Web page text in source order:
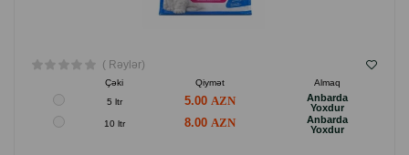
( Rəylər)
Çəki Qiymət
Almaq
5 ltr
5.00
Anbarda
Yoxdur
10 ltr 8.00
Anbarda
Yoxdur